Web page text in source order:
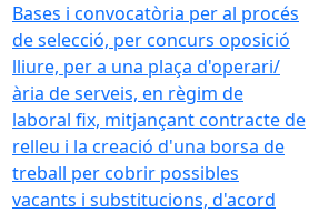
Bases i convocatòria per al procés
de selecció, per concurs oposició
lliure, per a una plaça d'operari/
ària de serveis, en règim de
laboral fix, mitjançant contracte de
relleu i la creació d'una borsa de
treball per cobrir possibles
vacants i substitucions, d'acord